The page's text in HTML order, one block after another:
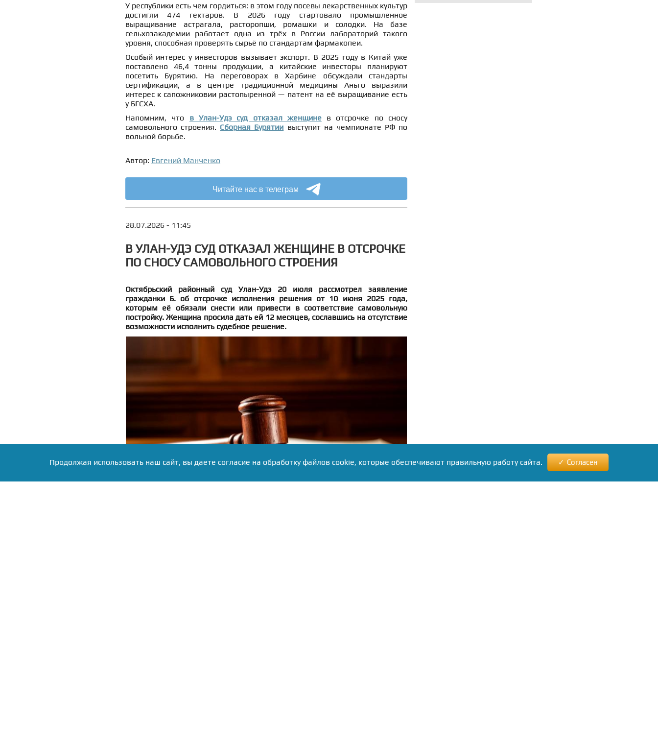
У республики есть чем гордиться: в этом году посевы лекарственных культур
достигли 474 гектаров. В 2026 году стартовало промышленное
выращивание астрагала, расторопши, ромашки и солодки. На базе
сельхозакадемии работает одна из трёх в России лабораторий такого
уровня, способная проверять сырьё по стандартам фармакопеи.
Особый интерес у инвесторов вызывает экспорт. В 2025 году в Китай уже
поставлено 46,4 тонны продукции, а китайские инвесторы планируют
посетить Бурятию. На переговорах в Харбине обсуждали стандарты
сертификации, а в центре традиционной медицины Аньго выразили
интерес к сапожниковии растопыренной — патент на её выращивание есть
у БГСХА.
Напомним, что в Улан-Удэ суд отказал женщинев отсрочке по сносу
самовольного строения. Сборная Бурятии выступит на чемпионате РФ по
вольной борьбе.
Автор: Евгений Манченко
Читайте нас в телеграм
28.07.2026 - 11:45
В УЛАН-УДЭ СУД ОТКАЗАЛ ЖЕНЩИНЕ В ОТСРОЧКЕ
ПО СНОСУ САМОВОЛЬНОГО СТРОЕНИЯ
Октябрьский районный суд Улан-Удэ 20 июля рассмотрел заявление
гражданки Б. об отсрочке исполнения решения от 10 июня 2025 года,
которым её обязали снести или привести в соответствие самовольную
постройку. Женщина просила дать ей 12 месяцев, сославшись на отсутствие
возможности исполнить судебное решение.
Продолжая использовать наш сайт, вы даете согласие на обработку файлов cookie, которые обеспечивают правильную работу сайта. Согласен